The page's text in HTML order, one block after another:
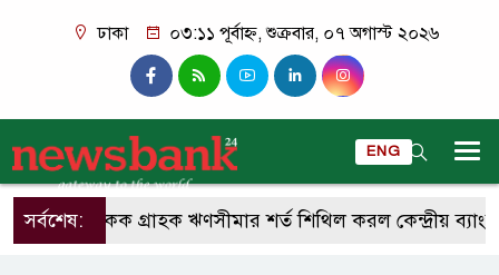
ঢাকা ০৩:১১ পূর্বাহ্ন, শুক্রবার, ০৭ অগাস্ট ২০২৬
ENG
সর্বশেষ:একক গ্রাহক ঋণসীমার শর্ত শিথিল করল কেন্দ্রীয় ব্যাংক